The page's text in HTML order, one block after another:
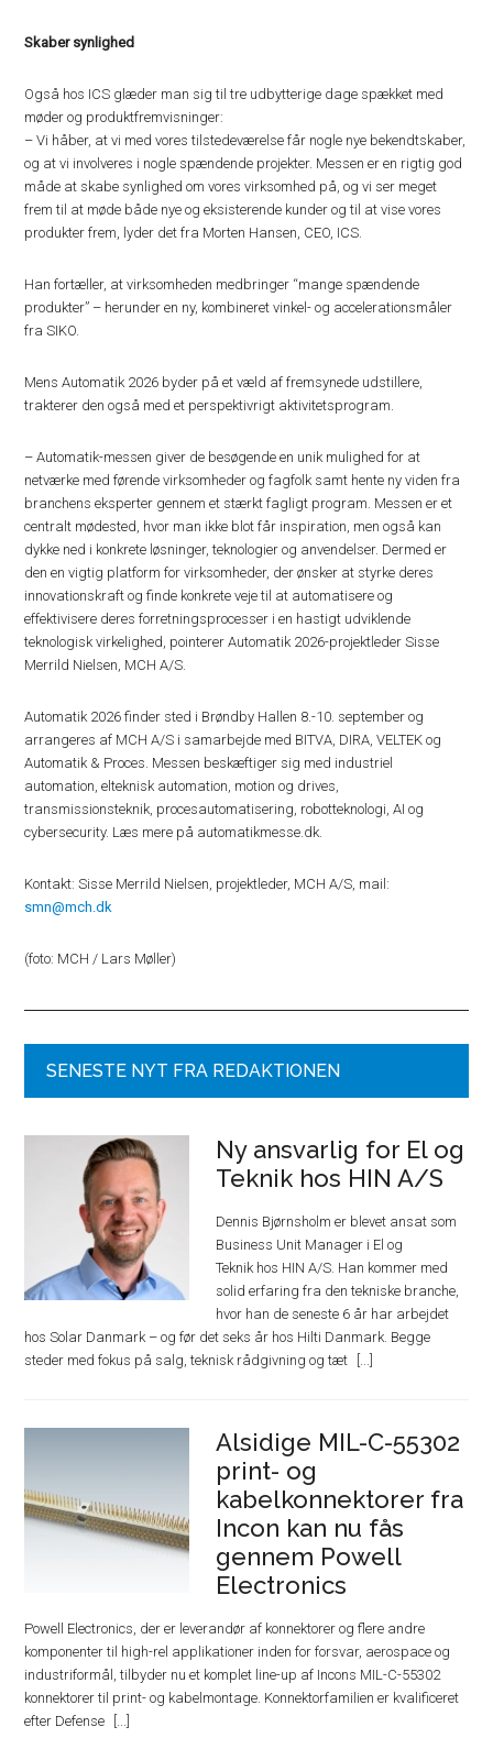
Skaber synlighed
Også hos ICS glæder man sig til tre udbytterige dage spækket med
møder og produktfremvisninger:
– Vi håber, at vi med vores tilstedeværelse får nogle nye bekendtskaber,
og at vi involveres i nogle spændende projekter. Messen er en rigtig god
måde at skabe synlighed om vores virksomhed på, og vi ser meget
frem til at møde både nye og eksisterende kunder og til at vise vores
produkter frem, lyder det fra Morten Hansen, CEO, ICS.
Han fortæller, at virksomheden medbringer “mange spændende
produkter” – herunder en ny, kombineret vinkel- og accelerationsmåler
fra SIKO.
Mens Automatik 2026 byder på et væld af fremsynede udstillere,
trakterer den også med et perspektivrigt aktivitetsprogram.
– Automatik-messen giver de besøgende en unik mulighed for at
netværke med førende virksomheder og fagfolk samt hente ny viden fra
branchens eksperter gennem et stærkt fagligt program. Messen er et
centralt mødested, hvor man ikke blot får inspiration, men også kan
dykke ned i konkrete løsninger, teknologier og anvendelser. Dermed er
den en vigtig platform for virksomheder, der ønsker at styrke deres
innovationskraft og finde konkrete veje til at automatisere og
effektivisere deres forretningsprocesser i en hastigt udviklende
teknologisk virkelighed, pointerer Automatik 2026-projektleder Sisse
Merrild Nielsen, MCH A/S.
Automatik 2026 finder sted i Brøndby Hallen 8.-10. september og
arrangeres af MCH A/S i samarbejde med BITVA, DIRA, VELTEK og
Automatik & Proces. Messen beskæftiger sig med industriel
automation, elteknisk automation, motion og drives,
transmissionsteknik, procesautomatisering, robotteknologi, AI og
cybersecurity. Læs mere på automatikmesse.dk.
Kontakt: Sisse Merrild Nielsen, projektleder, MCH A/S, mail:
smn@mch.dk
(foto: MCH / Lars Møller)
SENESTE NYT FRA REDAKTIONEN
Ny ansvarlig for El og
Teknik hos HIN A/S
Dennis Bjørnsholm er blevet ansat som
Business Unit Manager i El og
Teknik hos HIN A/S. Han kommer med
solid erfaring fra den tekniske branche,
hvor han de seneste 6 år har arbejdet
hos Solar Danmark – og før det seks år hos Hilti Danmark. Begge
steder med fokus på salg, teknisk rådgivning og tæt
Alsidige MIL-C-55302
print- og
kabelkonnektorer fra
Incon kan nu fås
gennem Powell
Electronics
Powell Electronics, der er leverandør af konnektorer og flere andre
komponenter til high-rel applikationer inden for forsvar, aerospace og
industriformål, tilbyder nu et komplet line-up af Incons MIL-C-55302
konnektorer til print- og kabelmontage. Konnektorfamilien er kvalificeret
efter Defense